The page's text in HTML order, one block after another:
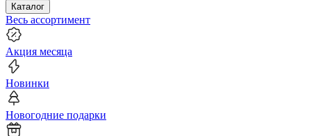
Каталог
Весь ассортимент
Акция месяца
Новинки
Новогодние подарки